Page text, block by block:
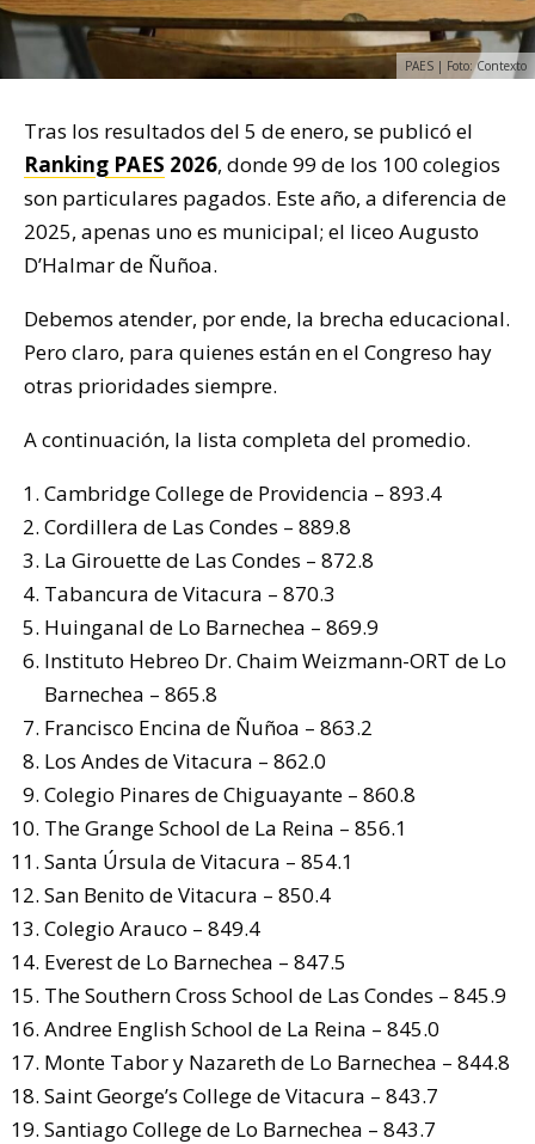
PAES | Foto: Contexto
Tras los resultados del 5 de enero, se publicó el
Ranking PAES 2026, donde 99 de los 100 colegios
son particulares pagados. Este año, a diferencia de
2025, apenas uno es municipal; el liceo Augusto
D’Halmar de Ñuñoa.
Debemos atender, por ende, la brecha educacional.
Pero claro, para quienes están en el Congreso hay
otras prioridades siempre.
A continuación, la lista completa del promedio.
Cambridge College de Providencia – 893.4
Cordillera de Las Condes – 889.8
La Girouette de Las Condes – 872.8
Tabancura de Vitacura – 870.3
Huinganal de Lo Barnechea – 869.9
Instituto Hebreo Dr. Chaim Weizmann-ORT de Lo
Barnechea – 865.8
Francisco Encina de Ñuñoa – 863.2
Los Andes de Vitacura – 862.0
Colegio Pinares de Chiguayante – 860.8
The Grange School de La Reina – 856.1
Santa Úrsula de Vitacura – 854.1
San Benito de Vitacura – 850.4
Colegio Arauco – 849.4
Everest de Lo Barnechea – 847.5
The Southern Cross School de Las Condes – 845.9
Andree English School de La Reina – 845.0
Monte Tabor y Nazareth de Lo Barnechea – 844.8
Saint George’s College de Vitacura – 843.7
Santiago College de Lo Barnechea – 843.7